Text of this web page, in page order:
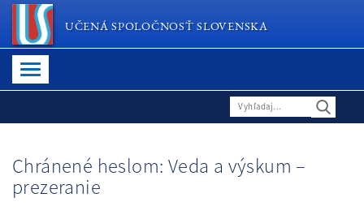
UČENÁ SPOLOČNOSŤ SLOVENSKA
Chránené heslom: Veda a výskum –
prezeranie